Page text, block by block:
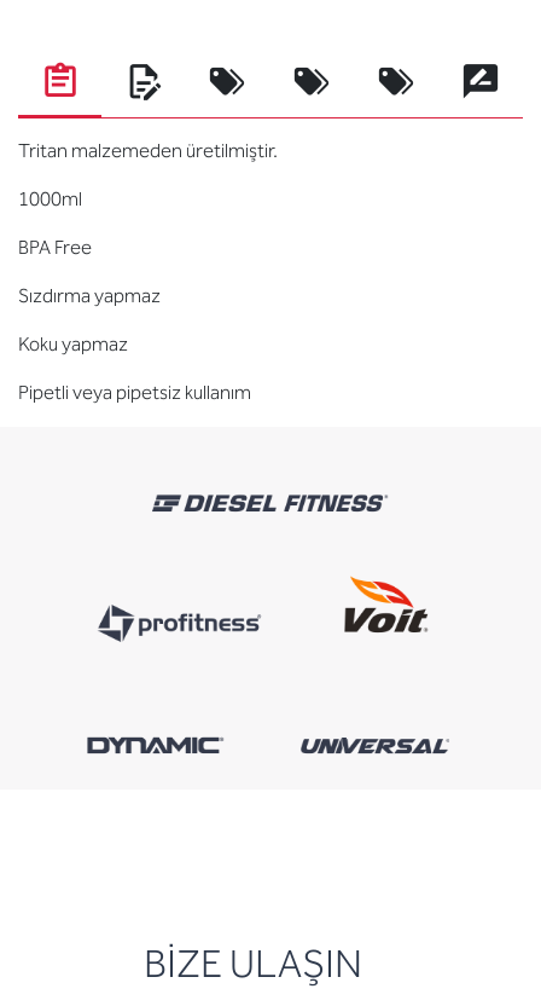
Tritan malzemeden üretilmiştir.
1000ml
BPA Free
Sızdırma yapmaz
Koku yapmaz
Pipetli veya pipetsiz kullanım
BİZE ULAŞIN